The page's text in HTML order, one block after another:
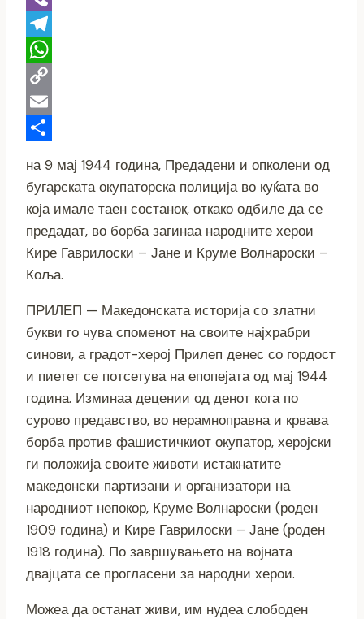
Viber
Telegram
WhatsApp
Copy
Link
Email
на 9 мај 1944 година, Предадени и опколени од
бугарската окупаторска полиција во куќата во
која имале таен состанок, откако одбиле да се
предадат, во борба загинаа народните херои
Кире Гаврилоски – Јане и Круме Волнароски –
Коља.
ПРИЛЕП — Македонската историја со златни
букви го чува споменот на своите најхрабри
синови, а градот-херој Прилеп денес со гордост
и пиетет се потсетува на епопејата од мај 1944
година. Изминаа децении од денот кога по
сурово предавство, во нерамноправна и крвава
борба против фашистичкиот окупатор, херојски
ги положија своите животи истакнатите
македонски партизани и организатори на
народниот непокор, Круме Волнароски (роден
1909 година) и Кире Гаврилоски – Јане (роден
1918 година). По завршувањето на војната
двајцата се прогласени за народни херои.
Можеа да останат живи, им нудеа слободен